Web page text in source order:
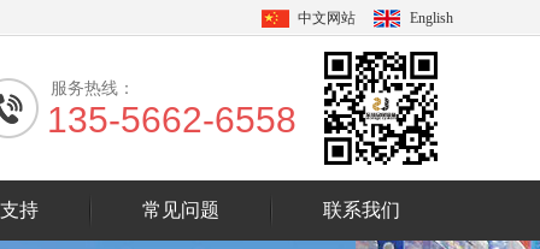
中文网站 English
服务热线：
135-5662-6558
持 常见问题 联系我们